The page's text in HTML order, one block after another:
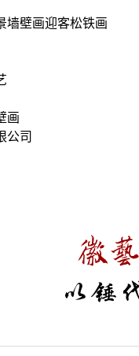
墙壁画迎客松铁画
画
公司